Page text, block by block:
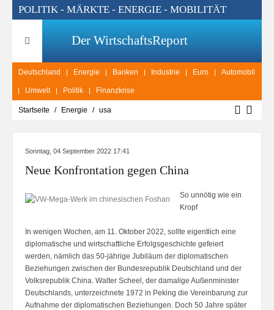
POLITIK - MÄRKTE - ENERGIE - MOBILITÄT
Der WirtschaftsReport
Deutschland Energie Banken Industrie Euro Automobil
Umwelt Politik Finanzkrise
Startseite Energie usa
Sonntag, 04 September 2022 17:41
Neue Konfrontation gegen China
So unnötig wie ein
Kropf
In wenigen Wochen, am 11. Oktober 2022, sollte eigentlich eine
diplomatische und wirtschaftliche Erfolgsgeschichte gefeiert
werden, nämlich das 50-jährige Jubiläum der diplomatischen
Beziehungen zwischen der Bundesrepublik Deutschland und der
Volksrepublik China. Walter Scheel, der damalige Außenminister
Deutschlands, unterzeichnete 1972 in Peking die Vereinbarung zur
Aufnahme der diplomatischen Beziehungen. Doch 50 Jahre später